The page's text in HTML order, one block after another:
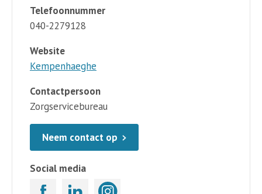
Telefoonnummer
040-2279128
Website
Kempenhaeghe
Contactpersoon
Zorgservicebureau
Neem contact op
Social media